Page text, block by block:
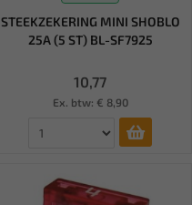
STEEKZEKERING MINI SHOBLO
25A (5 ST) BL-SF7925
10,77
Ex. btw: € 8,90